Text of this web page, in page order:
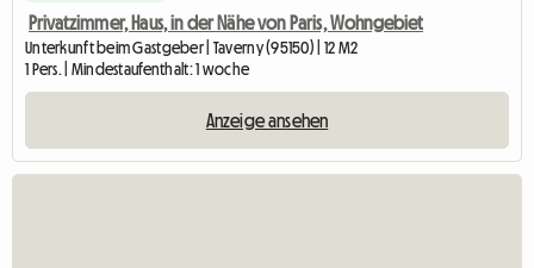
Privatzimmer, Haus, in der Nähe von Paris, Wohngebiet
Unterkunft beim Gastgeber | Taverny (95150) | 12 M2
1 Pers. | Mindestaufenthalt: 1 woche
Anzeige ansehen